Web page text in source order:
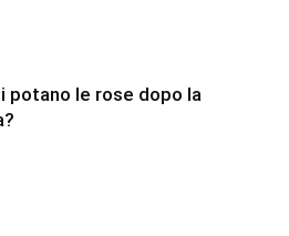
potano le rose dopo la